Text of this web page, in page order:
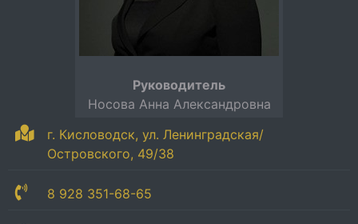
г. Кисловодск, ул. Ленинградская/
Островского, 49/38
8 928 351-68-65
Руководитель
Носова Анна Александровна